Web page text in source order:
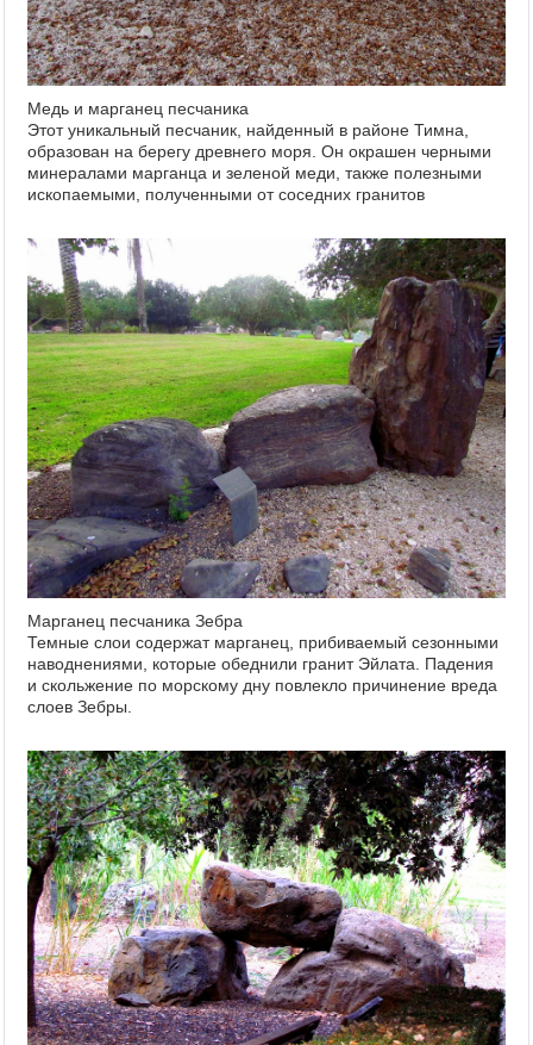
Медь и марганец песчаника
Этот уникальный песчаник, найденный в районе Тимна,
образован на берегу древнего моря. Он окрашен черными
минералами марганца и зеленой меди, также полезными
ископаемыми, полученными от соседних гранитов
Марганец песчаника Зебра
Темные слои содержат марганец, прибиваемый сезонными
наводнениями, которые обеднили гранит Эйлата. Падения
и скольжение по морскому дну повлекло причинение вреда
слоев Зебры.